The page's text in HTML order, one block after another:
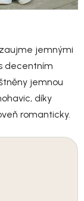
jemnými
decentním
jemnou
díky
romanticky.